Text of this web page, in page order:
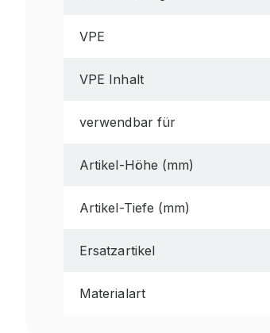
VPE
VPE Inhalt
verwendbar für
Artikel-Höhe (mm)
Artikel-Tiefe (mm)
Ersatzartikel
Materialart